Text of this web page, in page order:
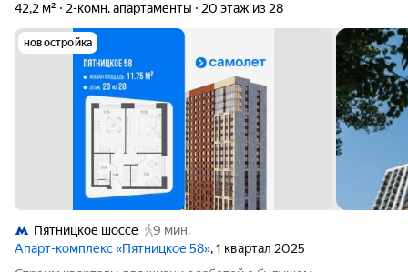
42,2 м²
2-комн. апартаменты 20 этаж из 28
новостройка
Пятницкое шоссе
9 мин.
Апарт-комплекс «Пятницкое 58», 1 квартал 2025